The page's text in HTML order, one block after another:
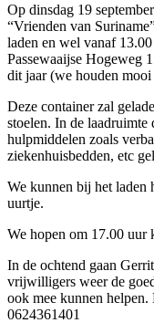
Op dinsdag 19
“Vrienden van
laden en wel vanaf
Passewaaijse Hogeweg
dit jaar (we houden
Deze container zal
stoelen. In de
hulpmiddelen zoals
ziekenhuisbedden, etc
We kunnen bij het laden
uurtje.
We hopen om 17.00 uur
In de ochtend gaan
vrijwilligers weer de
ook mee kunnen
0624361401